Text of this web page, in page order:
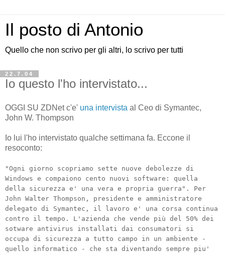
Il posto di Antonio
Quello che non scrivo per gli altri, lo scrivo per tutti
22.7.04
Io questo l'ho intervistato...
OGGI SU ZDNet c'e' una intervista al Ceo di Symantec,
John W. Thompson
Io lui l'ho intervistato qualche settimana fa. Eccone il
resoconto:
"Ogni giorno scopriamo sette nuove debolezze di
Windows e compaiono cento nuovi software: quella
della sicurezza e' una vera e propria guerra". Per
John Walter Thompson, presidente e amministratore
delegato di Symantec, il lavoro e' una corsa continua
contro il tempo. L'azienda che vende più del 50% dei
sotware antivirus installati dai consumatori si
occupa di sicurezza a tutto campo in un ambiente -
quello informatico - che sta diventando sempre piu'